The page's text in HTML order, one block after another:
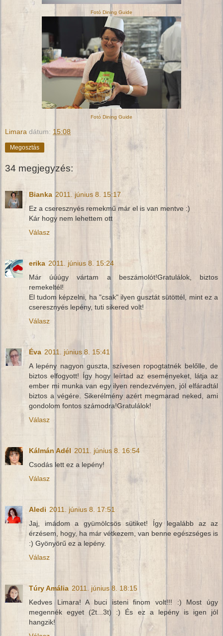
Fotó Dining Guide
Fotó Dining Guide
Limara dátum: 15:08
Megosztás
34 megjegyzés:
Bianka 2011. június 8. 15:17
Ez a cseresznyés remekmű már el is van mentve :)
Kár hogy nem lehettem ott
Válasz
erika 2011. június 8. 15:24
Már úúúgy vártam a beszámolót!Gratulálok, biztos
remekeltél!
El tudom képzelni, ha "csak" ilyen gusztát sütöttél, mint ez a
cseresznyés lepény, tuti sikered volt!
Válasz
Éva 2011. június 8. 15:41
A lepény nagyon guszta, szívesen ropogtatnék belőlle, de
biztos elfogyott! Így hogy leírtad az eseményeket, látja az
ember mi munka van egy ilyen rendezvényen, jól elfáradtál
biztos a végére. Sikerélmény azért megmarad neked, ami
gondolom fontos számodra!Gratulálok!
Válasz
Kálmán Adél 2011. június 8. 16:54
Csodás lett ez a lepény!
Válasz
Aledi 2011. június 8. 17:51
Jaj, imádom a gyümölcsös sütiket! Így legalább az az
érzésem, hogy, ha már vétkezem, van benne egészséges is
:) Gyönyörű ez a lepény.
Válasz
Túry Amália 2011. június 8. 18:15
Kedves Limara! A buci isteni finom volt!!! :) Most úgy
megennék egyet (2t...3t) :) És ez a lepény is igen jól
hangzik!